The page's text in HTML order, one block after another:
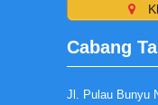
Cabang
Jl. Pulau Bunyu